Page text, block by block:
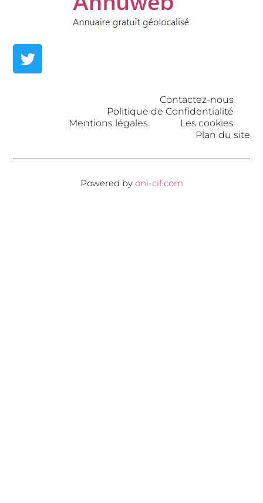
Contactez-nous
Politique de Confidentialité
Mentions légales
Les cookies
Plan du site
Powered by oni-cif.com